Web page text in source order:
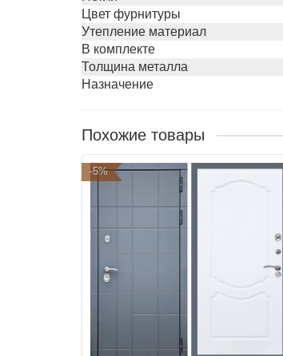
Цвет фурнитуры
Утепление материал
В комплекте
Толщина металла
Назначение
Похожие товары
-5%